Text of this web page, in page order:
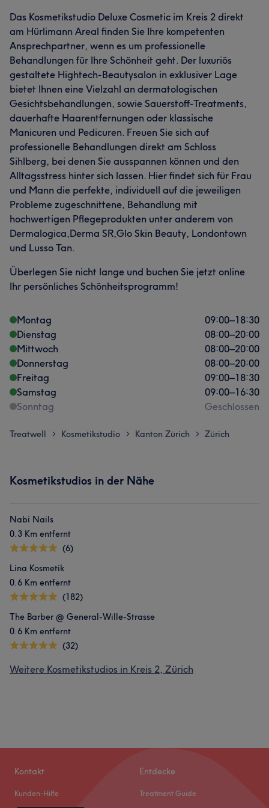
Das Kosmetikstudio Deluxe Cosmetic im Kreis 2 direkt
am Hürlimann Areal finden Sie Ihre kompetenten
Ansprechpartner, wenn es um professionelle
Behandlungen für Ihre Schönheit geht. Der luxuriös
gestaltete Hightech-Beautysalon in exklusiver Lage
bietet Ihnen eine Vielzahl an dermatologischen
Gesichtsbehandlungen, sowie Sauerstoff-Treatments,
dauerhafte Haarentfernungen oder klassische
Manicuren und Pedicuren. Freuen Sie sich auf
professionelle Behandlungen direkt am Schloss
Sihlberg, bei denen Sie ausspannen können und den
Alltagsstress hinter sich lassen. Hier findet sich für Frau
und Mann die perfekte, individuell auf die jeweiligen
Probleme zugeschnittene, Behandlung mit
hochwertigen Pflegeprodukten unter anderem von
Dermalogica,Derma SR,Glo Skin Beauty, Londontown
und Lusso Tan.
Überlegen Sie nicht lange und buchen Sie jetzt online
Ihr persönliches Schönheitsprogramm!
Montag 09:00–18:30
Dienstag
08:00–20:00
Mittwoch
08:00–20:00
Donnerstag
08:00–20:00
Freitag
09:00–18:30
Samstag
09:00–16:30
Sonntag
Geschlossen
Treatwell > Kosmetikstudio > Kanton Zürich > Zürich
Kosmetikstudios in der Nähe
Nabi Nails
0.3 Km entfernt
(6)
Lina Kosmetik
0.6 Km entfernt
(182)
The Barber @ General-Wille-Strasse
0.6 Km entfernt
(32)
Weitere Kosmetikstudios in Kreis 2, Zürich
Kontakt
Kunden-Hilfe
Entdecke
Treatment Guide